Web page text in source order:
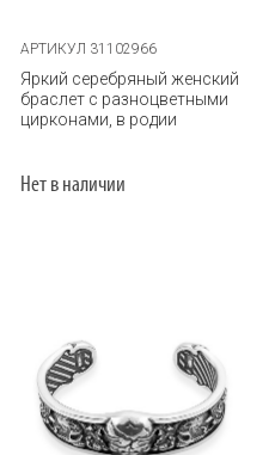
АРТИКУЛ 31102966
Яркий серебряный женский
браслет с разноцветными
цирконами, в родии
Нет в наличии